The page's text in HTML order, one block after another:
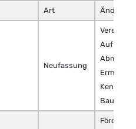
Art
Neufassung
Bauteile